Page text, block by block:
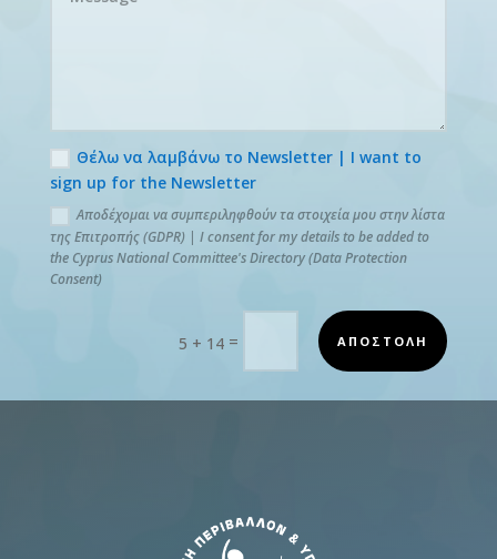
Θέλω να λαμβάνω το Newsletter | I want to
sign up for the Newsletter
Αποδέχομαι να συμπεριληφθούν τα στοιχεία μου στην λίστα
της Επιτροπής (GDPR) | I consent for my details to be added to
the Cyprus National Committee's Directory (Data Protection
Consent)
5 + 14 = ΑΠΟΣΤΟΛΗ